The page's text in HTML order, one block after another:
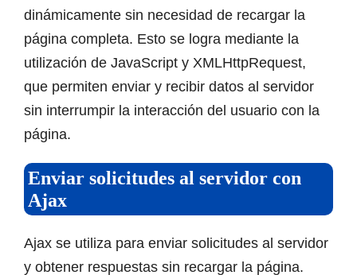
dinámicamente sin necesidad de recargar la
página completa. Esto se logra mediante la
utilización de JavaScript y XMLHttpRequest,
que permiten enviar y recibir datos al servidor
sin interrumpir la interacción del usuario con la
página.
Enviar solicitudes al servidor con
Ajax
Ajax se utiliza para enviar solicitudes al servidor
y obtener respuestas sin recargar la página.